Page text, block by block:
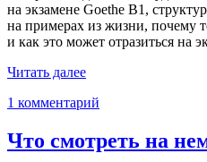
на экзамене Goethe B1,
на примерах из жизни, почему
и как это может отразиться на
Читать далее«Ошибки
экзамене
B1»
1 комментарий
Что смотреть на